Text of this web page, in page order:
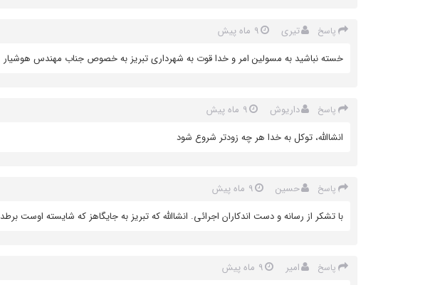
پاسخ تیری
9 ماه پیش
خسته نباشید به مسولین امر و خدا قوت به شهرداری تبریز به خصوص جناب مهندس هوشیار
پاسخ داریوش
9 ماه پیش
انشاالله، توکل به خدا هر چه زودتر شروع شود
پاسخ حسین
9 ماه پیش
با تشکر از رسانه و دست اندکاران اجرائی. انشاالله که تبریز به جایگاهز که شایسته اوست برطد
پاسخ امیر 9 ماه پیش